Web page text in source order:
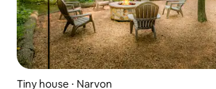
Tiny house ⋅ Narvon